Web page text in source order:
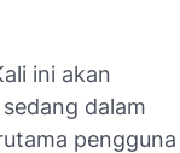
ini akan
dalam
pengguna